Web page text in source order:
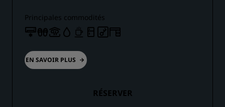
Principales commodités
EN SAVOIR PLUS
RÉSERVER